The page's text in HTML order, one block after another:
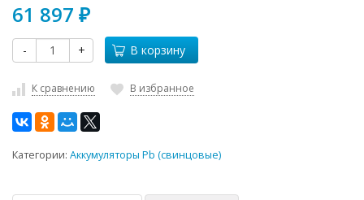
61 897 ₽
- + В корзину
К сравнению В избранное
Категории: Аккумуляторы Pb (свинцовые)